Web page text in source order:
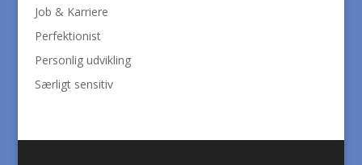
Job & Karriere
Perfektionist
Personlig udvikling
Særligt sensitiv